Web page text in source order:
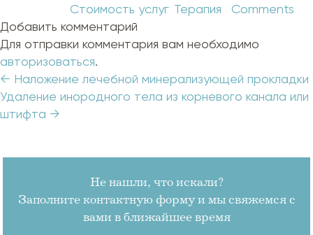
Стоимость услуг, Терапия
Comments
Добавить комментарий
Для отправки комментария вам необходимо
авторизоваться.
Навигация
по
записям
← Наложение лечебной минерализующей прокладки
Удаление инородного тела из корневого канала или
штифта →
Не нашли, что искали?
Заполните контактную форму и мы свяжемся с
вами в ближайшее время